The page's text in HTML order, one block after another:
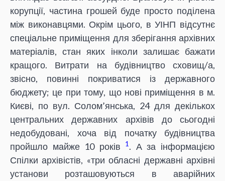
корупції, частина грошей буде просто поділена
між виконавцями. Окрім цього, в УІНП відсутнє
спеціальне приміщення для зберігання архівних
матеріалів, стан яких інколи залишає бажати
кращого. Витрати на будівництво сховищ/а,
звісно, повинні покриватися із державного
бюджету; це при тому, що нові приміщення в м.
Києві, по вул. Солом’янська, 24 для декількох
центральних державних архівів до сьогодні
недобудовані, хоча від початку будівництва
пройшло майже 10 років
1. А за інформацією
Спілки архівістів, «три обласні державні архівні
установи розташовуються в аварійних